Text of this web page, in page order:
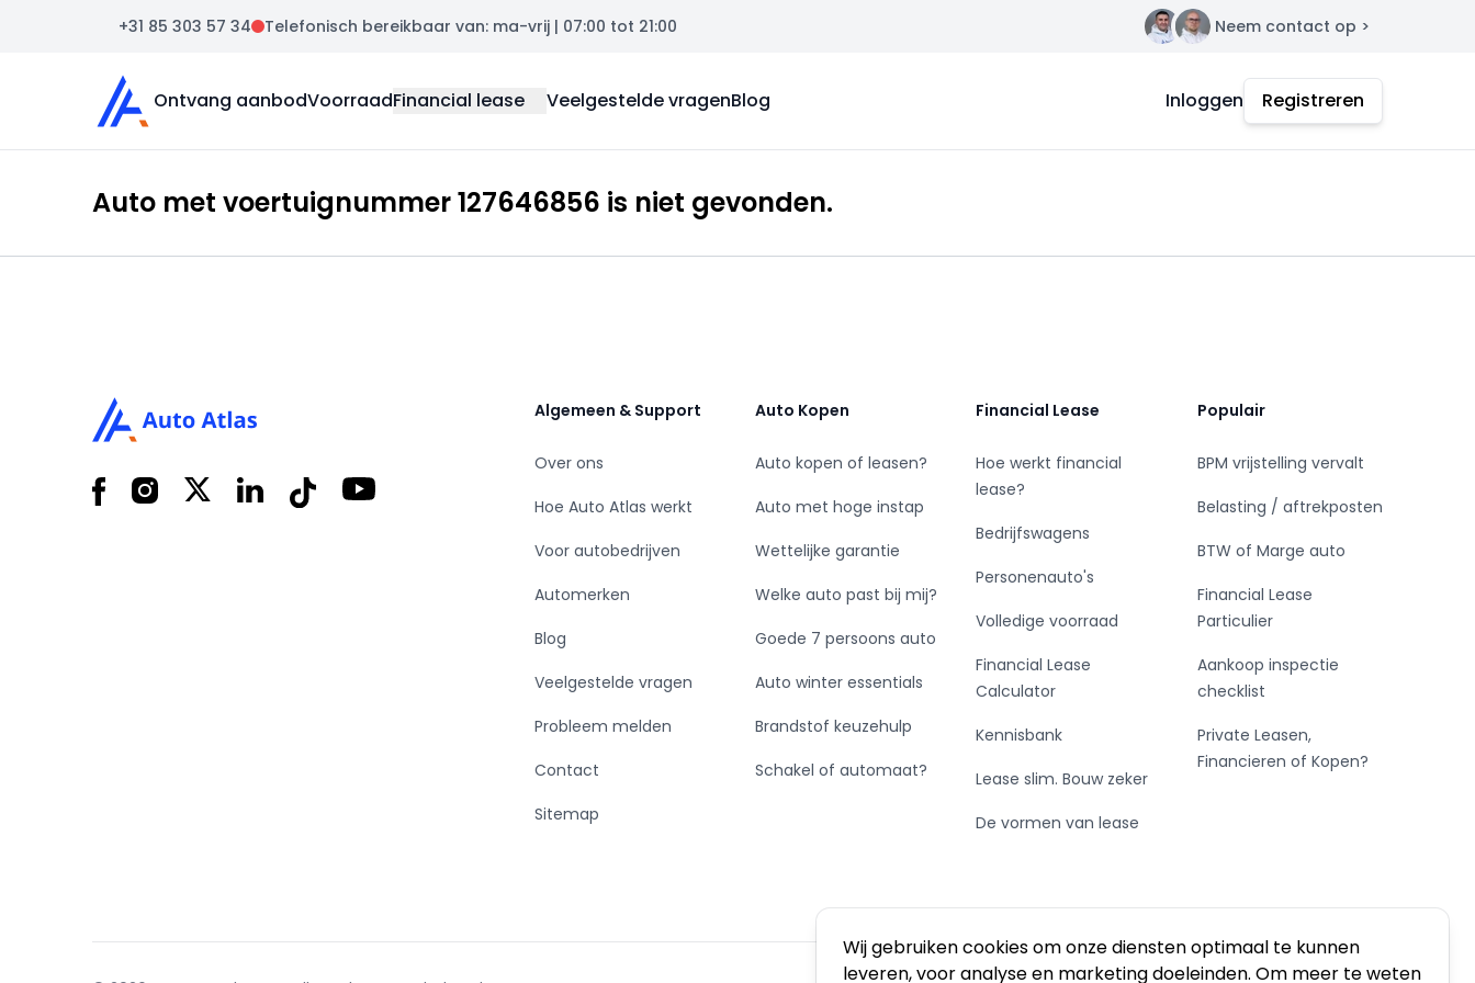
Wij gebruiken cookies om onze diensten optimaal te kunnen
leveren, voor analyse en marketing doeleinden. Om meer te weten
+31 85 303 57 34 Telefonisch bereikbaar van: ma-vrij | 07:00 tot 21:00 Contact Neem contact op >
Auto Atlas
Ontvang aanbodVoorraadFinancial lease Veelgestelde vragenBlog Inloggen Registreren
Auto met voertuignummer 127646856 is niet gevonden.
FacebookInstagram
X LinkedInTiktok YouTube
Algemeen & Support
Over ons
Hoe Auto Atlas werkt
Voor autobedrijven
Automerken
Blog
Veelgestelde vragen
Probleem melden
Contact
Sitemap
Auto Kopen
Auto kopen of leasen?
Auto met hoge instap
Wettelijke garantie
Welke auto past bij mij?
Goede 7 persoons auto
Auto winter essentials
Brandstof keuzehulp
Schakel of automaat?
Financial Lease
Hoe werkt financial
lease?
Bedrijfswagens
Personenauto's
Volledige voorraad
Financial Lease
Calculator
Kennisbank
Lease slim. Bouw zeker
De vormen van lease
Populair
BPM vrijstelling vervalt
Belasting / aftrekposten
BTW of Marge auto
Financial Lease
Particulier
Aankoop inspectie
checklist
Private Leasen,
Financieren of Kopen?